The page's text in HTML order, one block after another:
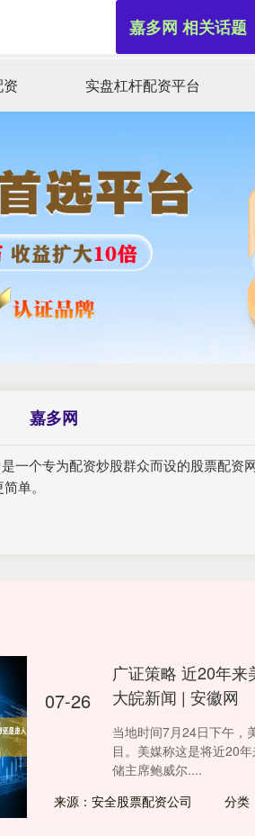
实盘杠杆配资平台
嘉多网
个专为配资炒股群众而设的股票配资
单。
嘉多网 相关话题
07-26
广证策略 近20年
大皖新闻 | 安徽网
当地时间7月24日下午，
目。美媒称这是将近20
储主席鲍威尔....
来源：安全股票配资公司
分类